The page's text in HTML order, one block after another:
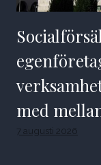
med
7 augusti 2026